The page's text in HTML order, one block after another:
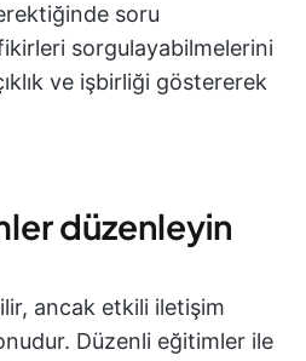
soru
sorgulayabilmelerini
ve işbirliği göstererek
düzenleyin
ancak etkili iletişim
Düzenli eğitimler ile